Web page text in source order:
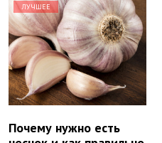
ЛУЧШЕЕ
Почему нужно есть